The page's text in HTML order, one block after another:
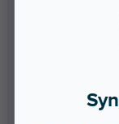
Skladem na prodejně